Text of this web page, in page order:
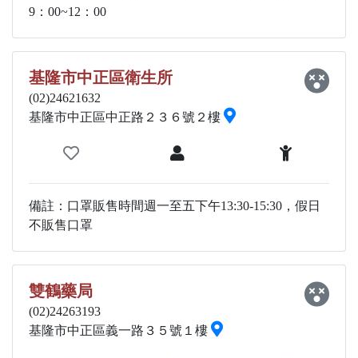
9：00~12：00
基隆市中正區衛生所
(02)24621632
基隆市中正區中正路２３６號２樓
備註：口罩販售時間週一至五下午13:30-15:30，假日
不販售口罩
雙鶴藥局
(02)24263193
基隆市中正區義一路３５號１樓